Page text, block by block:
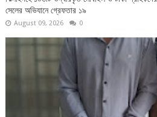
সেলের অভিযানে গ্রেফতার ১৯
August 09, 2026 0